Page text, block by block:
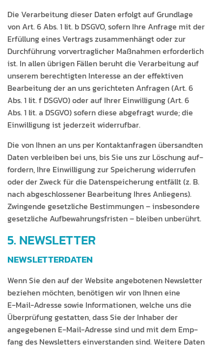
Die Ver­ar­beitung dieser Dat­en erfol­gt auf Grund­lage
von Art. 6 Abs. 1 lit. b DSGVO, sofern Ihre Anfrage mit der
Erfül­lung eines Ver­trags zusam­men­hängt oder zur
Durch­führung vorver­traglich­er Maß­nah­men erforder­lich
ist. In allen übri­gen Fällen beruht die Ver­ar­beitung auf
unserem berechtigten Inter­esse an der effek­tiv­en
Bear­beitung der an uns gerichteten Anfra­gen (Art. 6
Abs. 1 lit. f DSGVO) oder auf Ihrer Ein­willi­gung (Art. 6
Abs. 1 lit. a DSGVO) sofern diese abge­fragt wurde; die
Ein­willi­gung ist jed­erzeit widerrufbar.
Die von Ihnen an uns per Kon­tak­tan­fra­gen über­sandten
Dat­en verbleiben bei uns, bis Sie uns zur Löschung auf­
fordern, Ihre Ein­willi­gung zur Spe­icherung wider­rufen
oder der Zweck für die Daten­spe­icherung ent­fällt (z. B.
nach abgeschlossen­er Bear­beitung Ihres Anliegens).
Zwin­gende geset­zliche Bes­tim­mungen – ins­beson­dere
geset­zliche Auf­be­wahrungs­fris­ten – bleiben unberührt.
5. NEWSLETTER
NEWSLETTER­DATEN
Wenn Sie den auf der Web­site ange­bote­nen Newslet­ter
beziehen möcht­en, benöti­gen wir von Ihnen eine
E‑Mail-Adresse sowie Infor­ma­tio­nen, welche uns die
Über­prü­fung ges­tat­ten, dass Sie der Inhab­er der
angegebe­nen E‑Mail-Adresse sind und mit dem Emp­
fang des Newslet­ters ein­ver­standen sind. Weit­ere Dat­en